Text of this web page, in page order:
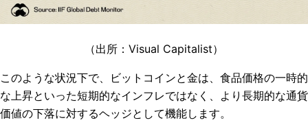
（出所： Visual Capitalist）
このような状況下で、ビットコインと金は、食品価格の一時的
な上昇といった短期的なインフレではなく、より長期的な通貨
価値の下落に対するヘッジとして機能します。